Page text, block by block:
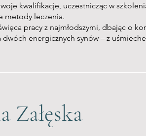
kwalifikacje, uczestnicząc w
metody leczenia.
pracy z najmłodszymi, dbając o
dwóch energicznych synów – z
Załęska